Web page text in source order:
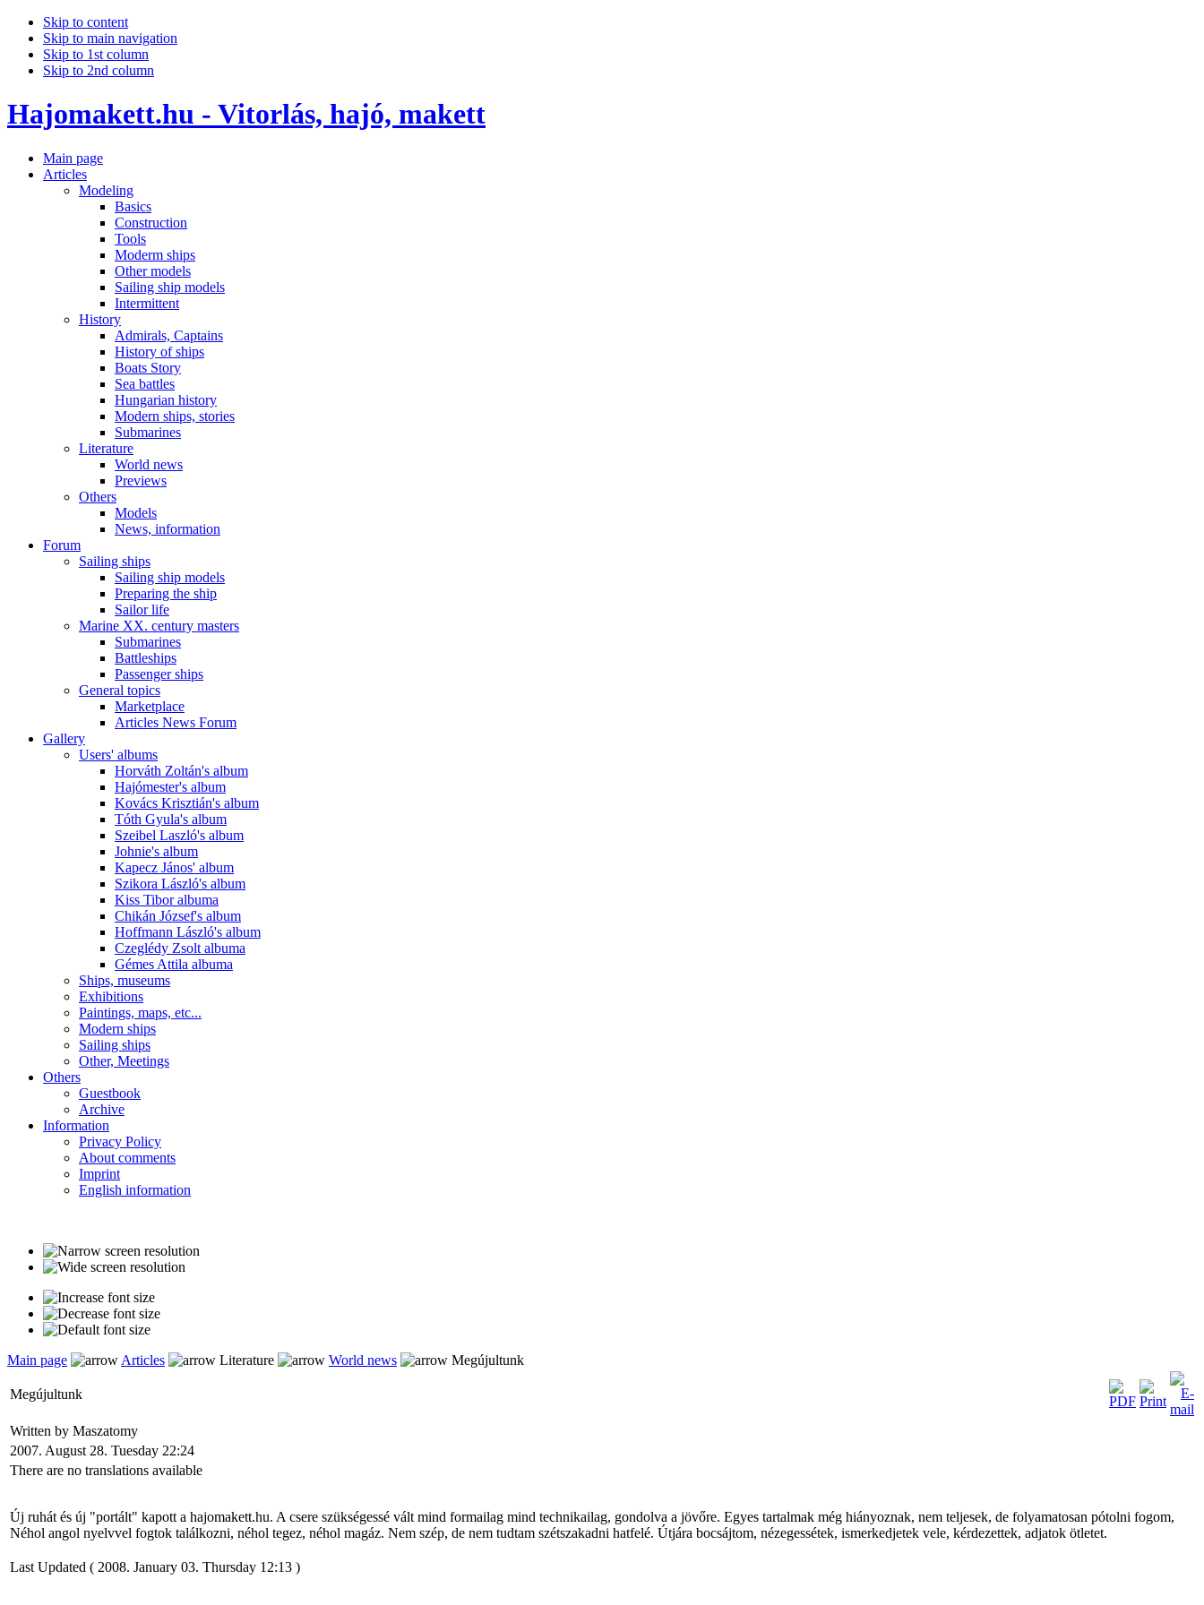
Skip to content
Skip to main navigation
Skip to 1st column
Skip to 2nd column
Hajomakett.hu - Vitorlás, hajó, makett
Main page
Articles
Modeling
Basics
Construction
Tools
Moderm ships
Other models
Sailing ship models
Intermittent
History
Admirals, Captains
History of ships
Boats Story
Sea battles
Hungarian history
Modern ships, stories
Submarines
Literature
World news
Previews
Others
Models
News, information
Forum
Sailing ships
Sailing ship models
Preparing the ship
Sailor life
Marine XX. century masters
Submarines
Battleships
Passenger ships
General topics
Marketplace
Articles News Forum
Gallery
Users' albums
Horváth Zoltán's album
Hajómester's album
Kovács Krisztián's album
Tóth Gyula's album
Szeibel Laszló's album
Johnie's album
Kapecz János' album
Szikora László's album
Kiss Tibor albuma
Chikán József's album
Hoffmann László's album
Czeglédy Zsolt albuma
Gémes Attila albuma
Ships, museums
Exhibitions
Paintings, maps, etc...
Modern ships
Sailing ships
Other, Meetings
Others
Guestbook
Archive
Information
Privacy Policy
About comments
Imprint
English information
Main page Articles Literature World news Megújultunk
Megújultunk
Written by Maszatomy
2007. August 28. Tuesday 22:24
There are no translations available
Új ruhát és új "portált" kapott a hajomakett.hu. A csere szükségessé vált mind formailag mind technikailag, gondolva a jövőre. Egyes tartalmak még hiányoznak, nem teljesek, de folyamatosan pótolni fogom,
Néhol angol nyelvvel fogtok találkozni, néhol tegez, néhol magáz. Nem szép, de nem tudtam szétszakadni hatfelé. Útjára bocsájtom, nézegessétek, ismerkedjetek vele, kérdezettek, adjatok ötletet.
Last Updated ( 2008. January 03. Thursday 12:13 )